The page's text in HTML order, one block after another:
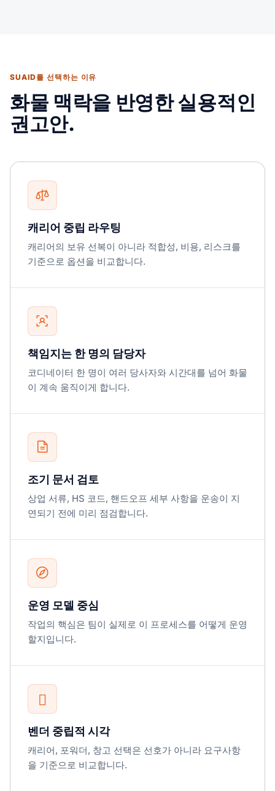
SUAID를 선택하는 이유
화물 맥락을 반영한 실용적인
권고안.
캐리어 중립 라우팅
캐리어의 보유 선복이 아니라 적합성, 비용, 리스크를
기준으로 옵션을 비교합니다.
책임지는 한 명의 담당자
코디네이터 한 명이 여러 당사자와 시간대를 넘어 화물
이 계속 움직이게 합니다.
조기 문서 검토
상업 서류, HS 코드, 핸드오프 세부 사항을 운송이 지
연되기 전에 미리 점검합니다.
운영 모델 중심
작업의 핵심은 팀이 실제로 이 프로세스를 어떻게 운영
할지입니다.
벤더 중립적 시각
캐리어, 포워더, 창고 선택은 선호가 아니라 요구사항
을 기준으로 비교합니다.